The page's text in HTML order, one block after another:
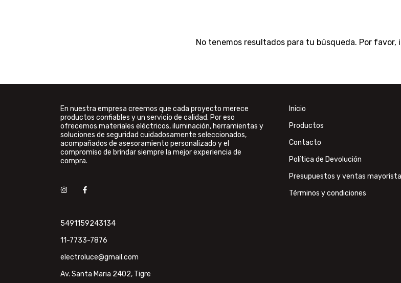
No tenemos resultados para tu búsqueda. Por
En nuestra empresa creemos que cada proyecto merece
productos confiables y un servicio de calidad. Por eso
ofrecemos materiales eléctricos, iluminación, herramientas y
soluciones de seguridad cuidadosamente seleccionados,
acompañados de asesoramiento personalizado y el
compromiso de brindar siempre la mejor experiencia de
compra.
5491159243134
11-7733-7876
electroluce@gmail.com
Av. Santa Maria 2402, Tigre
Inicio
Productos
Contacto
Política de Devolución
Presupuestos y ventas
Términos y condiciones